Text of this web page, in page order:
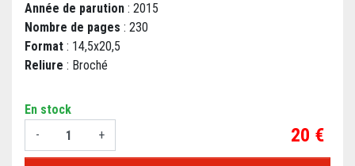
Année de parution : 2015
Nombre de pages : 230
Format : 14,5x20,5
Reliure : Broché
En stock
-
+ Prix
20 €